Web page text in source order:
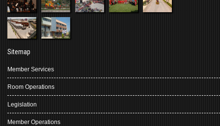
Sitemap
Member Services
Room Operations
Legislation
Member Operations